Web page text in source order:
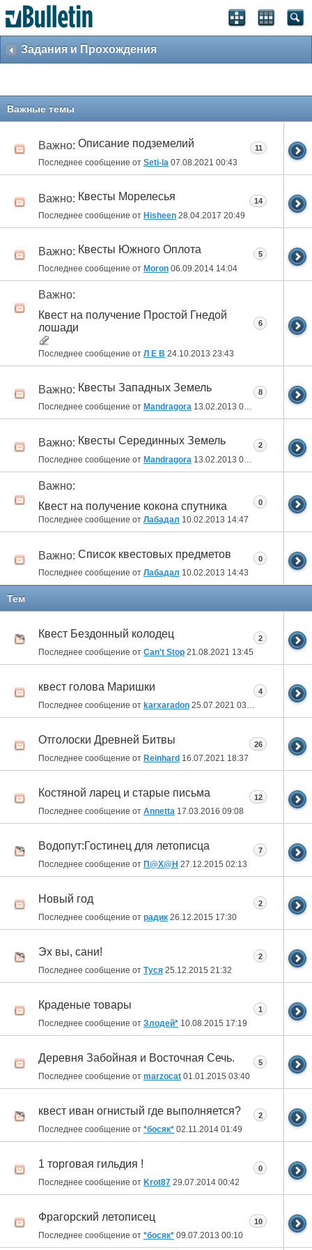
Задания и Прохождения
Важные темы
Важно: Описание подземелий
Последнее сообщение от Seti-la 07.08.2021 00:43
11
Важно: Квесты Морелесья
Последнее сообщение от Hisheen 28.04.2017 20:49
14
Важно: Квесты Южного Оплота
Последнее сообщение от Moron 06.09.2014 14:04
5
Важно:
Квест на получение Простой Гнедой
лошади
Последнее сообщение от Л Е В 24.10.2013 23:43
6
Важно: Квесты Западных Земель
Последнее сообщение от Mandragora 13.02.2013 05:03
8
Важно: Квесты Серединных Земель
Последнее сообщение от Mandragora 13.02.2013 04:42
2
Важно:
Квест на получение кокона спутника
Последнее сообщение от Лабадал 10.02.2013 14:47
0
Важно: Список квестовых предметов
Последнее сообщение от Лабадал 10.02.2013 14:43
0
Тем
Квест Бездонный колодец
Последнее сообщение от Can't Stop 21.08.2021 13:45
2
квест голова Маришки
Последнее сообщение от karxaradon 25.07.2021 03:28
4
Отголоски Древней Битвы
Последнее сообщение от Reinhard 16.07.2021 18:37
26
Костяной ларец и старые письма
Последнее сообщение от Annetta 17.03.2016 09:08
12
Водопут:Гостинец для летописца
Последнее сообщение от П@Х@Н 27.12.2015 02:13
7
Новый год
Последнее сообщение от радик 26.12.2015 17:30
2
Эх вы, сани!
Последнее сообщение от Туся 25.12.2015 21:32
2
Краденые товары
Последнее сообщение от Злодей* 10.08.2015 17:19
1
Деревня Забойная и Восточная Сечь.
Последнее сообщение от marzocat 01.01.2015 03:40
5
квест иван огнистый где выполняется?
Последнее сообщение от *босяк* 02.11.2014 01:49
2
1 торговая гильдия !
Последнее сообщение от Krot87 29.07.2014 00:42
0
Фрагорский летописец
Последнее сообщение от *босяк* 09.07.2013 00:10
10